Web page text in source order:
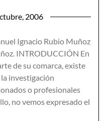
2006
Ignacio Rubio Muñoz
INTRODUCCIÓN En
de su comarca, existe
investigación
o profesionales
no vemos expresado el